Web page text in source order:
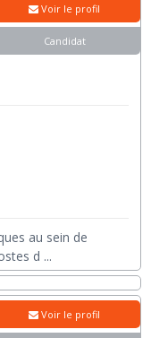
au sein de
d ...
Voir le profil
Candidat
Voir le profil